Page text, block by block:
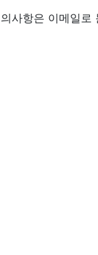
사항은 이메일로